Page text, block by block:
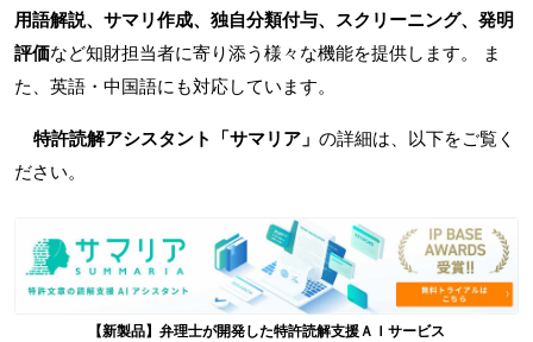
用語解説、サマリ作成、独自分類付与、スクリーニング、発明
評価など知財担当者に寄り添う様々な機能を提供します。 ま
た、英語・中国語にも対応しています。
特許読解アシスタント「サマリア」 の詳細は、以下をご覧く
ださい。
【新製品】弁理士が開発した特許読解支援ＡＩサービス